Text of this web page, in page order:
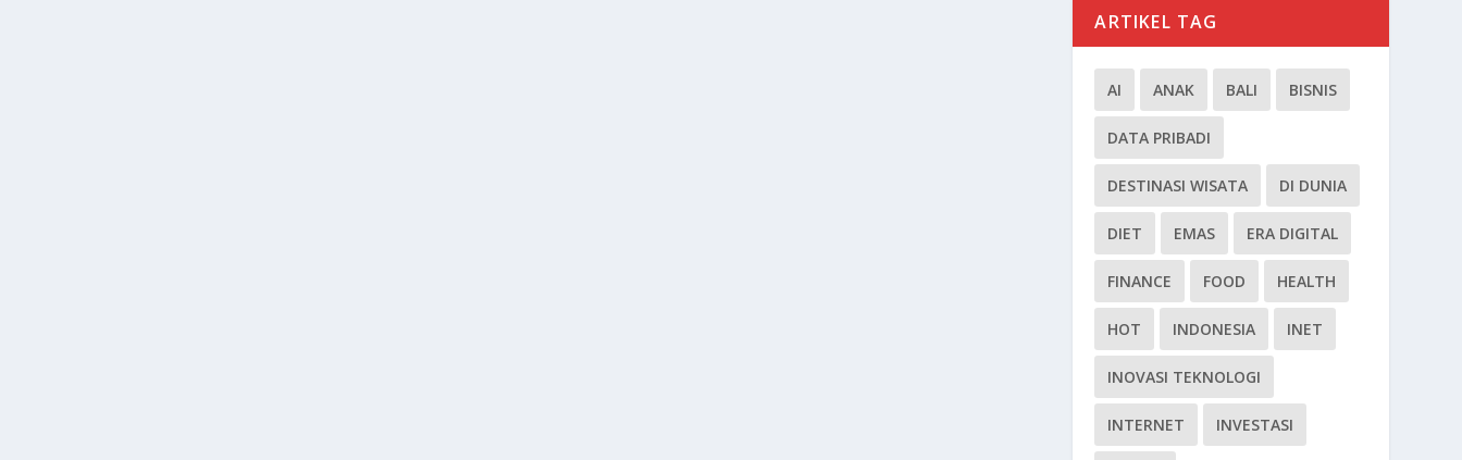
ARTIKEL TAG
AI ANAK BALI BISNIS
DATA PRIBADI
DESTINASI WISATA DI DUNIA
DIET EMAS ERA DIGITAL
FINANCE FOOD HEALTH
HOT INDONESIA INET
INOVASI TEKNOLOGI
INTERNET INVESTASI